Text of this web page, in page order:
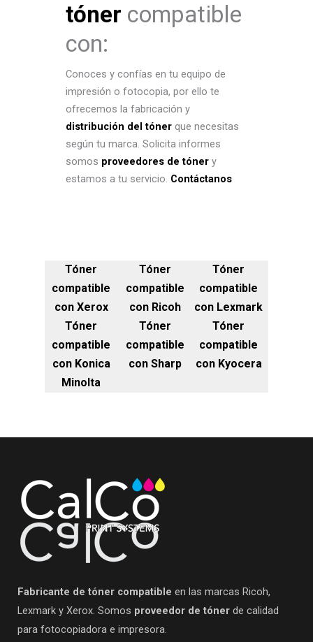
tóner compatible
con:
Conoces y confías en tu equipo de
impresión o fotocopia, por ello te
ofrecemos la fabricación y
distribución del tóner que necesitas
según tu marca. Solicita informes
somos proveedores de tóner y
estamos a tu servicio. Contáctanos
Tóner
compatible
con Xerox
Tóner
compatible
con Ricoh
Tóner
compatible
con Lexmark
Tóner
compatible
con Konica
Minolta
Tóner
compatible
con Sharp
Tóner
compatible
con Kyocera
Fabricante de tóner compatible en las marcas Ricoh,
Lexmark y Xerox. Somos proveedor de tóner de calidad
para fotocopiadora e impresora.